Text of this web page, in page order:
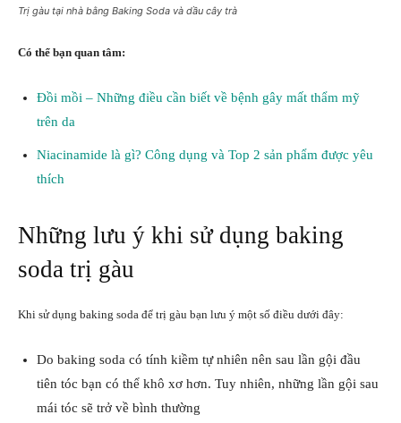
Trị gàu tại nhà bằng Baking Soda và dầu cây trà
Có thể bạn quan tâm:
Đồi mồi – Những điều cần biết về bệnh gây mất thẩm mỹ
trên da
Niacinamide là gì? Công dụng và Top 2 sản phẩm được yêu
thích
Những lưu ý khi sử dụng baking
soda trị gàu
Khi sử dụng baking soda để trị gàu bạn lưu ý một số điều dưới đây:
Do baking soda có tính kiềm tự nhiên nên sau lần gội đầu
tiên tóc bạn có thể khô xơ hơn. Tuy nhiên, những lần gội sau
mái tóc sẽ trở về bình thường